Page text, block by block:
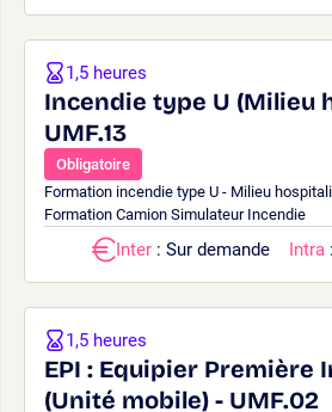
Incendie type U (Milieu
UMF.13
Obligatoire
Formation incendie type U - Milieu
Formation Camion Simulateur Incendie
1,5 heures
Inter : Sur demande Intra
EPI : Equipier Première
(Unité mobile) - UMF.02
1,5 heures